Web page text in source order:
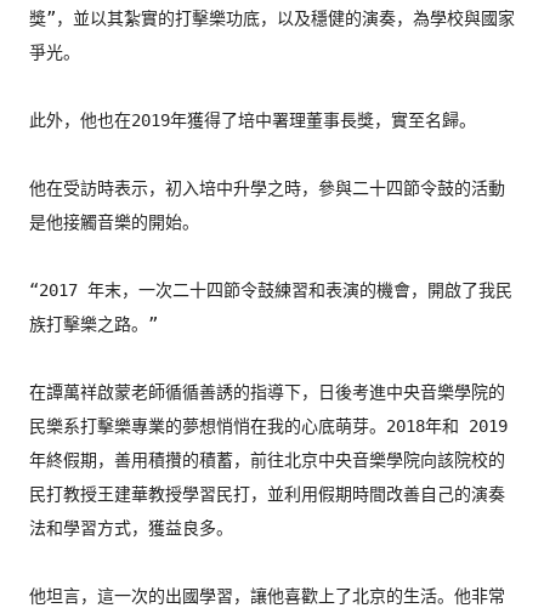
獎”， 並以其紮實的打擊樂功底，以及穩健的演奏，為學校與國家
爭光。
此外，他也在2019年獲得了培中署理董事長獎，實至名歸。
他在受訪時表示，初入培中升學之時， 參與二十四節令鼓的活動
是他接觸音樂的開始。
“2017 年末，一次二十四節令鼓練習和表演的機會，
開啟了我民
族打擊樂之路。”
在譚萬祥啟蒙老師循循善誘的指導下，
日後考進中央音樂學院的
民樂系打擊樂專業的夢想悄悄在我的心底萌芽。2018年和 2019
年終假期，善用積攢的積蓄， 前往北京中央音樂學院向該院校的
民打教授王建華教授學習民打， 並利用假期時間改善自己的演奏
法和學習方式，獲益良多。
他坦言，這一次的出國學習，讓他喜歡上了北京的生活。 他非常